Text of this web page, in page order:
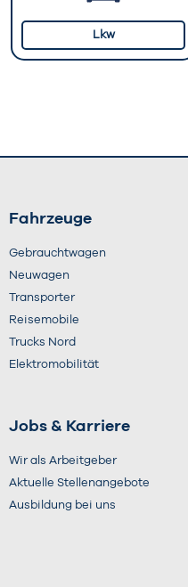
Lkw
Fahrzeuge
Gebrauchtwagen
Neuwagen
Transporter
Reisemobile
Trucks Nord
Elektromobilität
Jobs & Karriere
Wir als Arbeitgeber
Aktuelle Stellenangebote
Ausbildung bei uns